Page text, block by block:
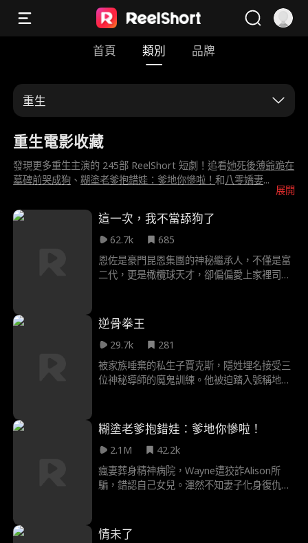
首頁 類別 品牌
重生
重生電影收藏
展開
發現更多重生主演的 245部 ReelShort 短劇！追看她死後薄爺跪在
墓碑前哭成狗 、糊塗老爹抱錯娃：爹地你慘啦！和八零嬌妻...
這一次，我不當舔狗了
62.7k
685
恩佐是豪門昆恩集團的神秘繼承人，不僅是富
二代，更是橄欖球天才，卻偏偏愛上家裡司機
應，沒想到史黛拉得寸進尺，騙光他的存款，
甚至僱殺手欲置他於死地！就在恩佐命懸一線
時，奇蹟發生——他竟重生回一個月前！這
次，他徹底看清這綠茶女的真面目，徹底心
死。他決心撕下「舔狗」標籤，讓這惡毒的女
逆骨拳王
29.7k
281
被家族唾棄的私生子賈克斯，隱姓埋名接受三
位神秘導師的魔鬼訓練。他被迫踏入號稱地獄
人，誰才是真正的王者。
糊塗老爹抱錯娃：爹地你慘啦！
2.1M
42.2k
瘋妻葬身精神病院，Wayne遭狡詐Alison所
騙，錯認自己女兒。渾然不知妻子化身復仇女
情未了